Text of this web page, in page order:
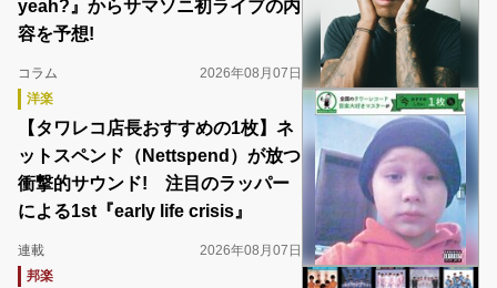
yeah?』からサマソニ初ライブの内
容を予想!
コラム
2026年08月07日
洋楽
【タワレコ店長おすすめの1枚】ネ
ットスペンド（Nettspend）が放つ
衝撃的サウンド! 注目のラッパー
による1st『early life crisis』
連載
2026年08月07日
邦楽